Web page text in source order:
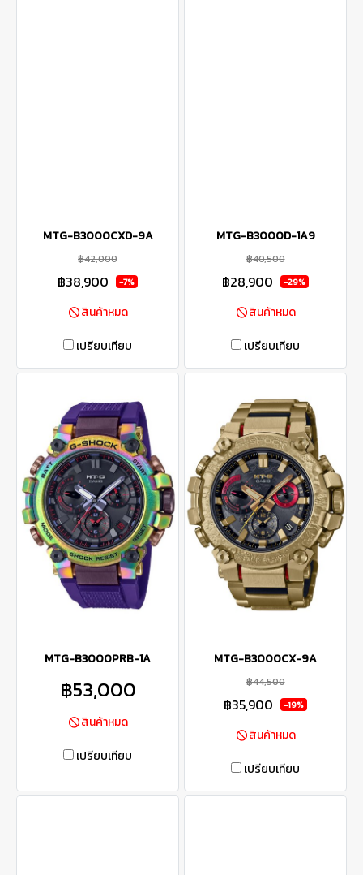
MTG-B3000CXD-9A
฿42,000
฿38,900 -7%
สินค้าหมด
เปรียบเทียบ
MTG-B3000D-1A9
฿40,500
฿28,900 -29%
สินค้าหมด
เปรียบเทียบ
MTG-B3000PRB-1A
฿53,000
สินค้าหมด
เปรียบเทียบ
MTG-B3000CX-9A
฿44,500
฿35,900 -19%
สินค้าหมด
เปรียบเทียบ